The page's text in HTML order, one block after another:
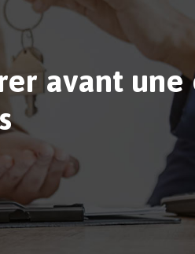
avant